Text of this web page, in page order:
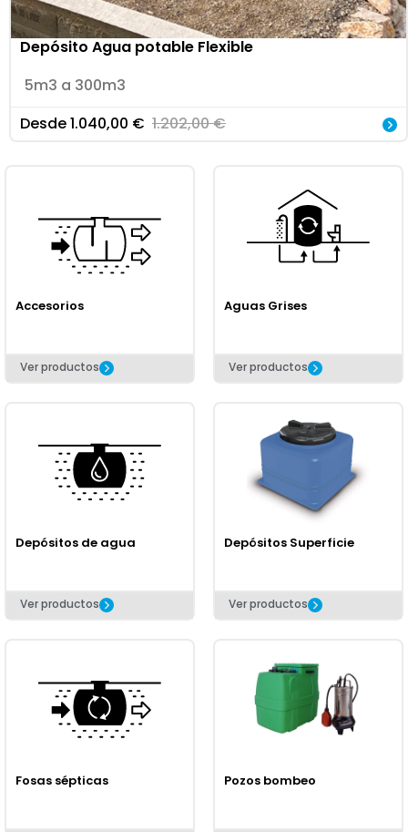
Depósito Agua potable Flexible
5m3 a 300m3
Desde1.040,00 € 1.202,00€
Accesorios
Ver productos
Aguas Grises
Ver productos
Depósitos de agua
Ver productos
Depósitos Superficie
Ver productos
Fosas sépticas Pozos bombeo